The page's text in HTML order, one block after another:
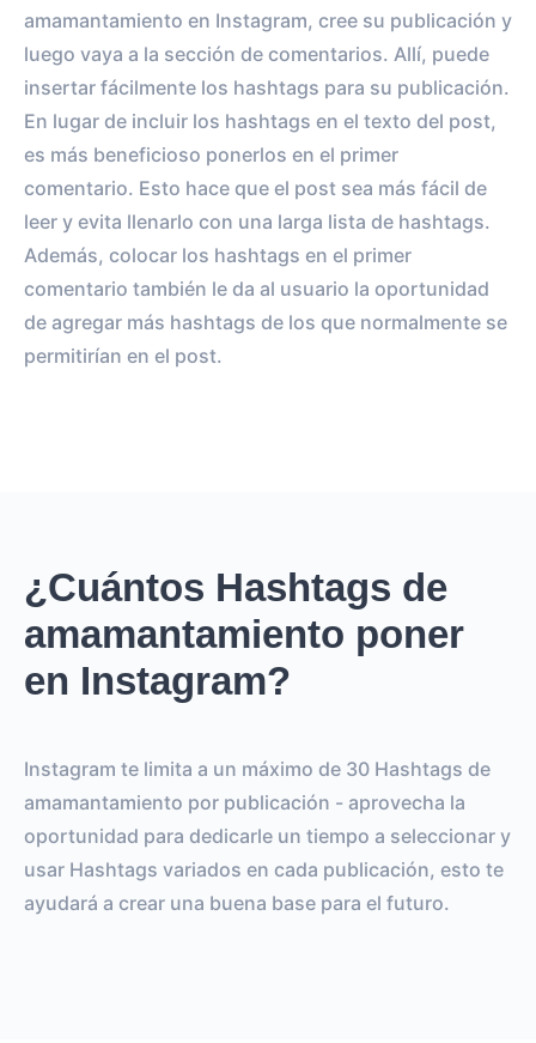
amamantamiento en Instagram, cree su publicación y
luego vaya a la sección de comentarios. Allí, puede
insertar fácilmente los hashtags para su publicación.
En lugar de incluir los hashtags en el texto del post,
es más beneficioso ponerlos en el primer
comentario. Esto hace que el post sea más fácil de
leer y evita llenarlo con una larga lista de hashtags.
Además, colocar los hashtags en el primer
comentario también le da al usuario la oportunidad
de agregar más hashtags de los que normalmente se
permitirían en el post.
¿Cuántos Hashtags de
amamantamiento poner
en Instagram?
Instagram te limita a un máximo de 30 Hashtags de
amamantamiento por publicación - aprovecha la
oportunidad para dedicarle un tiempo a seleccionar y
usar Hashtags variados en cada publicación, esto te
ayudará a crear una buena base para el futuro.